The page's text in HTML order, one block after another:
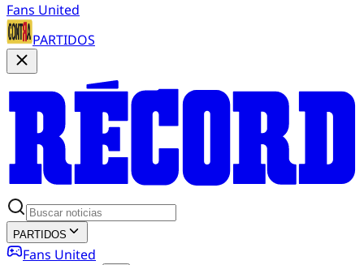
Fans United
PARTIDOS
PARTIDOS
Fans United